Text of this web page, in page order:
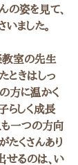
の姿を見て、
ました。
室の先生
ときはしっ
方に温かく
らしく成長
も一つの方向
たくさんあり
せるのは、い